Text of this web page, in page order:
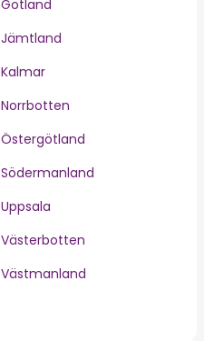
Gotland
Jämtland
Kalmar
Norrbotten
Östergötland
Södermanland
Uppsala
Västerbotten
Västmanland